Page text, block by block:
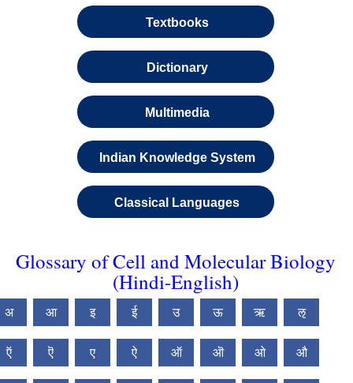
Textbooks
Dictionary
Multimedia
Indian Knowledge System
Classical Languages
Glossary of Cell and Molecular Biology
(Hindi-English)
अ आ इ ई उ ऊ ऋ ऌ
ऍ ऎ ए ऐ ऑ ऒ ओ औ